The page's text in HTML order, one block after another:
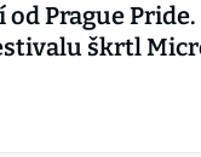
Prague
škrtl